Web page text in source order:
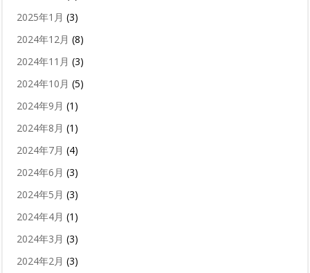
2025年1月 (3)
2024年12月 (8)
2024年11月 (3)
2024年10月 (5)
2024年9月 (1)
2024年8月 (1)
2024年7月 (4)
2024年6月 (3)
2024年5月 (3)
2024年4月 (1)
2024年3月 (3)
2024年2月 (3)